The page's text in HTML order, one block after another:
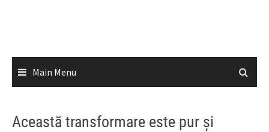
Main Menu
Această transformare este pur și